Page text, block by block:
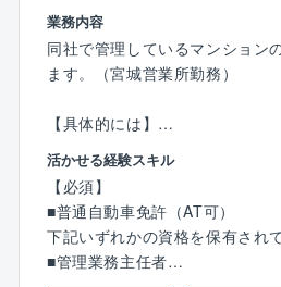
業務内容
同社で管理しているマンション
ます。（宮城営業所勤務）
【具体的には】
■分譲マンション管理組合に対す
ジメント業務
（担当物件巡回、管理人/業者折
会の運営、
防火管理/消防計画作成、駐車場
理、名簿整備、
活かせる経験スキル
【必須】
■普通自動車免許（AT可）
下記いずれかの資格を保有され
■管理業務主任者